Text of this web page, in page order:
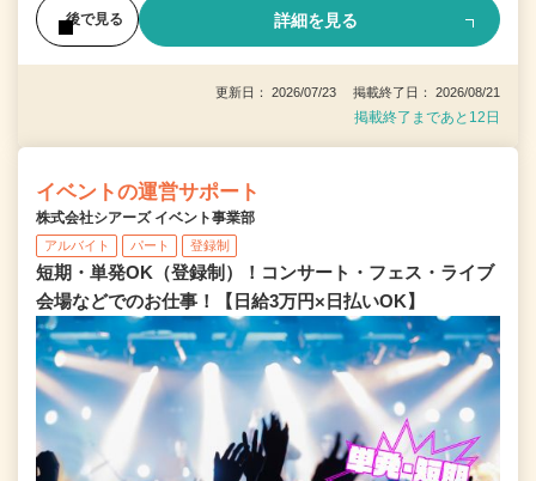
後で見る 詳細を見る
更新日： 2026/07/23 掲載終了日： 2026/08/21
掲載終了まであと12日
イベントの運営サポート
株式会社シアーズ イベント事業部
アルバイト パート 登録制
短期・単発OK（登録制）！コンサート・フェス・ライブ
会場などでのお仕事！【日給3万円×日払いOK】